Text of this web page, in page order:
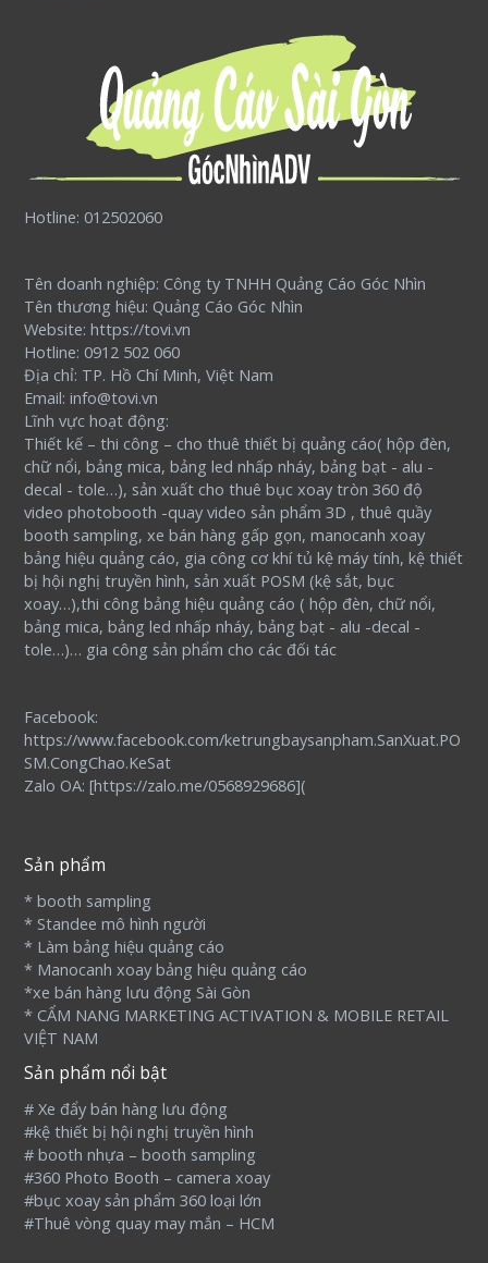
Hotline: 012502060
Tên doanh nghiệp: Công ty TNHH Quảng Cáo Góc Nhìn
Tên thương hiệu: Quảng Cáo Góc Nhìn
Website: https://tovi.vn
Hotline: 0912 502 060
Địa chỉ: TP. Hồ Chí Minh, Việt Nam
Email: info@tovi.vn
Lĩnh vực hoạt động:
Thiết kế – thi công – cho thuê thiết bị quảng cáo( hộp đèn,
chữ nổi, bảng mica, bảng led nhấp nháy, bảng bạt - alu -
decal - tole…), sản xuất cho thuê bục xoay tròn 360 độ
video photobooth -quay video sản phẩm 3D , thuê quầy
booth sampling, xe bán hàng gấp gọn, manocanh xoay
bảng hiệu quảng cáo, gia công cơ khí tủ kệ máy tính, kệ thiết
bị hội nghị truyền hình, sản xuất POSM (kệ sắt, bục
xoay…),thi công bảng hiệu quảng cáo ( hộp đèn, chữ nổi,
bảng mica, bảng led nhấp nháy, bảng bạt - alu -decal -
tole…)… gia công sản phẩm cho các đối tác
Facebook:
https://www.facebook.com/ketrungbaysanpham.SanXuat.PO
SM.CongChao.KeSat
Zalo OA: [https://zalo.me/0568929686](
Sản phẩm
* booth sampling
* Standee mô hình người
* Làm bảng hiệu quảng cáo
* Manocanh xoay bảng hiệu quảng cáo
*xe bán hàng lưu động Sài Gòn
* CẨM NANG MARKETING ACTIVATION & MOBILE RETAIL
VIỆT NAM
Sản phẩm nổi bật
# Xe đẩy bán hàng lưu động
#kệ thiết bị hội nghị truyền hình
# booth nhựa – booth sampling
#360 Photo Booth – camera xoay
#bục xoay sản phẩm 360 loại lớn
#Thuê vòng quay may mắn – HCM